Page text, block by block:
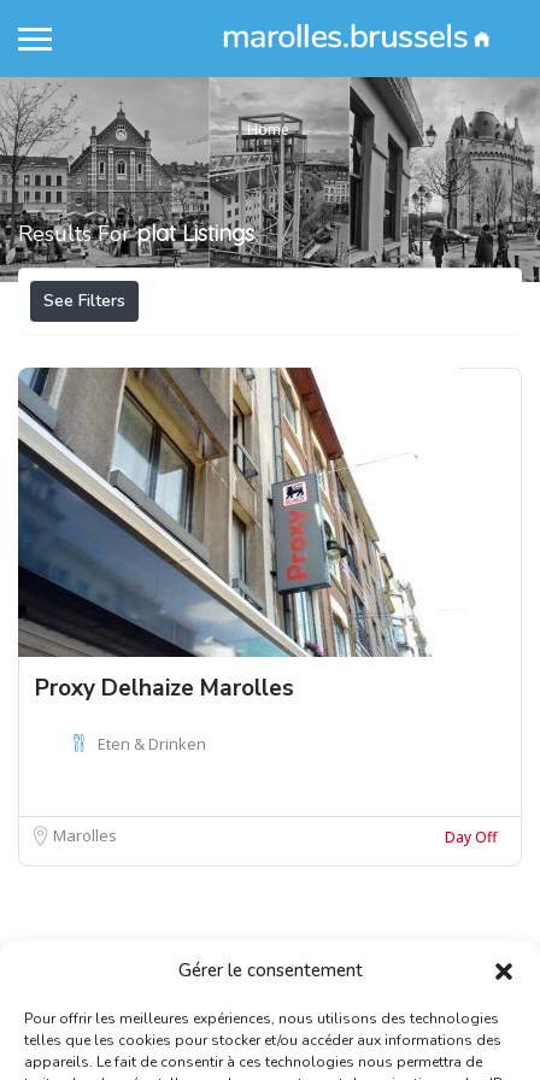
Gérer le consentement
Pour offrir les meilleures expériences, nous utilisons des technologies
telles que les cookies pour stocker et/ou accéder aux informations des
appareils. Le fait de consentir à ces technologies nous permettra de
Home
Results Forplat Listings
See Filters
Proxy Delhaize Marolles
Eten & Drinken
Marolles Day Off